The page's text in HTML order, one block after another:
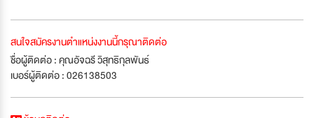
สนใจสมัครงานตำแหน่งงานนี้กรุณาติดต่อ
ชื่อผู้ติดต่อ : คุณอัจฉรี วิสุทธิกุลพันธ์
เบอร์ผู้ติดต่อ : 026138503